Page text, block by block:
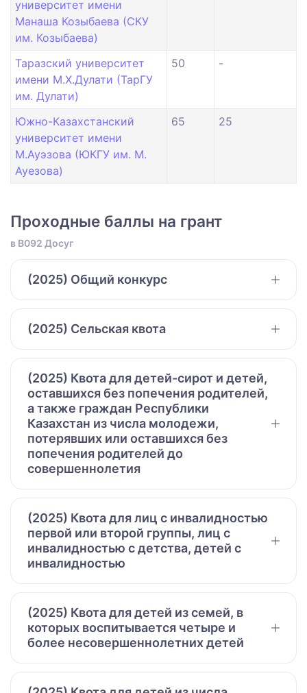
университет имени
Манаша Козыбаева (СКУ
им. Козыбаева)
Таразский университет
имени М.Х.Дулати (ТарГУ
им. Дулати)
50 -
Южно-Казахстанский
университет имени
М.Ауэзова (ЮКГУ им. М.
Ауезова)
65 25
Проходные баллы на грант
в B092 Досуг
(2025) Общий конкурс
(2025) Сельская квота
(2025) Квота для детей-сирот и детей,
оставшихся без попечения родителей,
а также граждан Республики
Казахстан из числа молодежи,
потерявших или оставшихся без
попечения родителей до
совершеннолетия
(2025) Квота для лиц с инвалидностью
первой или второй группы, лиц с
инвалидностью с детства, детей с
инвалидностью
(2025) Квота для детей из семей, в
которых воспитывается четыре и
более несовершеннолетних детей